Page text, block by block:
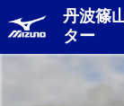
丹波篠
ター